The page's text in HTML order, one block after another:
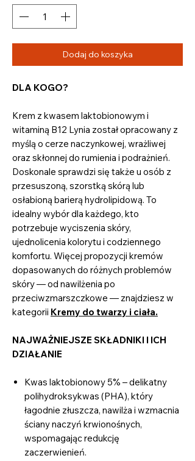
Dodaj do koszyka
DLA KOGO?
Krem z kwasem laktobionowym i
witaminą B12 Lynia został opracowany z
myślą o cerze naczynkowej, wrażliwej
oraz skłonnej do rumienia i podrażnień.
Doskonale sprawdzi się także u osób z
przesuszoną, szorstką skórą lub
osłabioną barierą hydrolipidową. To
idealny wybór dla każdego, kto
potrzebuje wyciszenia skóry,
ujednolicenia kolorytu i codziennego
komfortu. Więcej propozycji kremów
dopasowanych do różnych problemów
skóry — od nawilżenia po
przeciwzmarszczkowe — znajdziesz w
kategorii Kremy do twarzy i ciała.
NAJWAŻNIEJSZE SKŁADNIKI I ICH
DZIAŁANIE
Kwas laktobionowy 5% – delikatny
polihydroksykwas (PHA), który
łagodnie złuszcza, nawilża i wzmacnia
ściany naczyń krwionośnych,
wspomagając redukcję
zaczerwienień.